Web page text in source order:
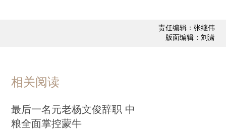
责任编辑：张继伟
版面编辑：刘潇
相关阅读
最后一名元老杨文俊辞职 中
粮全面掌控蒙牛